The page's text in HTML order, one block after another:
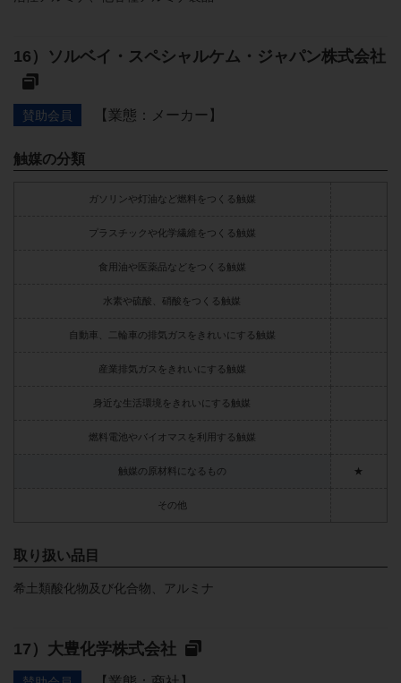
ソルベイ・スペシャルケム・ジャパン株式会社
賛助会員 【業態：メーカー】
触媒の分類
ガソリンや灯油など燃料をつくる触媒
プラスチックや化学繊維をつくる触媒
食用油や医薬品などをつくる触媒
水素や硫酸、硝酸をつくる触媒
自動車、二輪車の排気ガスをきれいにする触媒
産業排気ガスをきれいにする触媒
身近な生活環境をきれいにする触媒
燃料電池やバイオマスを利用する触媒
触媒の原材料になるもの
その他
★
取り扱い品目
希土類酸化物及び化合物、アルミナ
大豊化学株式会社